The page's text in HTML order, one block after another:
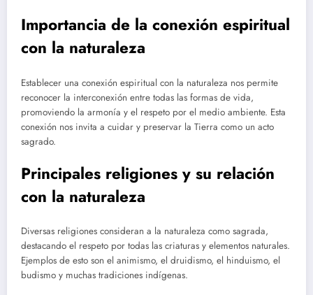
Importancia de la conexión espiritual
con la naturaleza
Establecer una conexión espiritual con la naturaleza nos permite
reconocer la interconexión entre todas las formas de vida,
promoviendo la armonía y el respeto por el medio ambiente. Esta
conexión nos invita a cuidar y preservar la Tierra como un acto
sagrado.
Principales religiones y su relación
con la naturaleza
Diversas religiones consideran a la naturaleza como sagrada,
destacando el respeto por todas las criaturas y elementos naturales.
Ejemplos de esto son el animismo, el druidismo, el hinduismo, el
budismo y muchas tradiciones indígenas.